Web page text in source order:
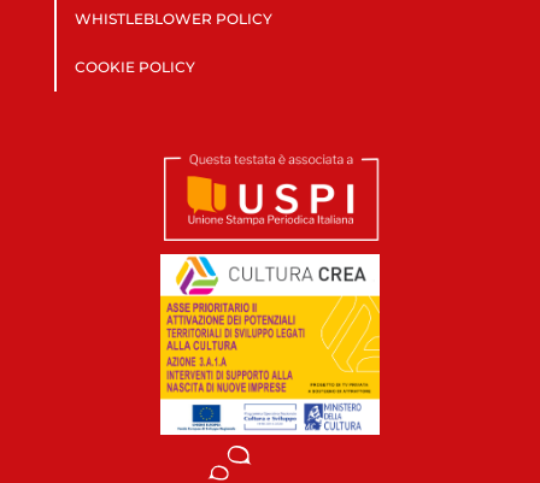
WHISTLEBLOWER POLICY
COOKIE POLICY